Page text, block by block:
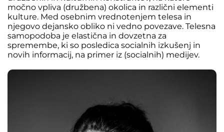
močno vpliva (družbena) okolica in različni elementi
kulture. Med osebnim vrednotenjem telesa in
njegovo dejansko obliko ni vedno povezave. Telesna
samopodoba je elastična in dovzetna za
spremembe, ki so posledica socialnih izkušenj in
novih informacij, na primer iz (socialnih) medijev.